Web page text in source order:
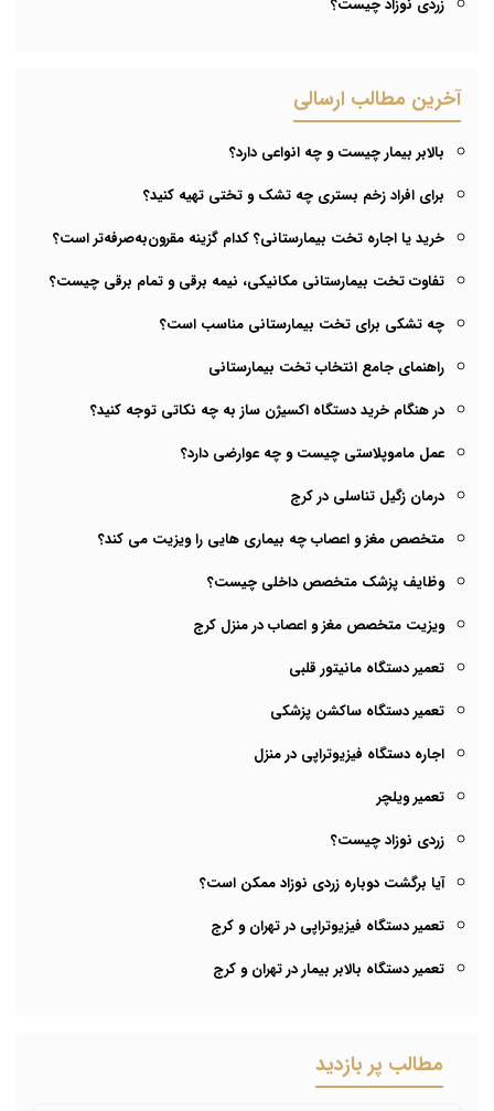
زردی نوزاد چیست؟
آخرین مطالب ارسالی
بالابر بیمار چیست و چه انواعی دارد؟
برای افراد زخم بستری چه تشک و تختی تهیه کنید؟
خرید یا اجاره تخت بیمارستانی؟ کدام گزینه مقرون‌به‌صرفه‌تر است؟
تفاوت تخت بیمارستانی مکانیکی، نیمه برقی و تمام برقی چیست؟
چه تشکی برای تخت بیمارستانی مناسب است؟
راهنمای جامع انتخاب تخت بیمارستانی
در هنگام خرید دستگاه اکسیژن ساز به چه نکاتی توجه کنید؟
عمل ماموپلاستی چیست و چه عوارضی دارد؟
درمان زگیل تناسلی در کرج
متخصص مغز و اعصاب چه بیماری هایی را ویزیت می کند؟
وظایف پزشک متخصص داخلی چیست؟
ویزیت متخصص مغز و اعصاب در منزل کرج
تعمیر دستگاه مانیتور قلبی
تعمیر دستگاه ساکشن پزشکی
اجاره دستگاه فیزیوتراپی در منزل
تعمیر ویلچر
زردی نوزاد چیست؟
آیا برگشت دوباره زردی نوزاد ممکن است؟
تعمیر دستگاه فیزیوتراپی در تهران و کرج
تعمیر دستگاه بالابر بیمار در تهران و کرج
مطالب پر بازدید